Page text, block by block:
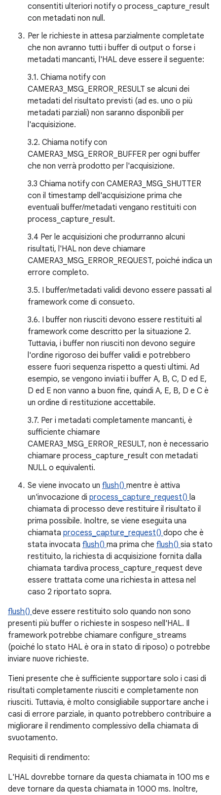
consentiti ulteriori notify o process_capture_result
con metadati non null.
Per le richieste in attesa parzialmente completate
che non avranno tutti i buffer di output o forse i
metadati mancanti, l'HAL deve essere il seguente:
3.1. Chiama notify con
CAMERA3_MSG_ERROR_RESULT se alcuni dei
metadati del risultato previsti (ad es. uno o più
metadati parziali) non saranno disponibili per
l'acquisizione.
3.2. Chiama notify con
CAMERA3_MSG_ERROR_BUFFER per ogni buffer
che non verrà prodotto per l'acquisizione.
3.3 Chiama notify con CAMERA3_MSG_SHUTTER
con il timestamp dell'acquisizione prima che
eventuali buffer/metadati vengano restituiti con
process_capture_result.
3.4 Per le acquisizioni che produrranno alcuni
risultati, l'HAL non deve chiamare
CAMERA3_MSG_ERROR_REQUEST, poiché indica un
errore completo.
3.5. I buffer/metadati validi devono essere passati al
framework come di consueto.
3.6. I buffer non riusciti devono essere restituiti al
framework come descritto per la situazione 2.
Tuttavia, i buffer non riusciti non devono seguire
l'ordine rigoroso dei buffer validi e potrebbero
essere fuori sequenza rispetto a questi ultimi. Ad
esempio, se vengono inviati i buffer A, B, C, D ed E,
D ed E non vanno a buon fine, quindi A, E, B, D e C è
un ordine di restituzione accettabile.
3.7. Per i metadati completamente mancanti, è
sufficiente chiamare
CAMERA3_MSG_ERROR_RESULT, non è necessario
chiamare process_capture_result con metadati
NULL o equivalenti.
Se viene invocato un flush() mentre è attiva
un'invocazione di process_capture_request() la
chiamata di processo deve restituire il risultato il
prima possibile. Inoltre, se viene eseguita una
chiamata process_capture_request() dopo che è
stata invocata flush() ma prima che flush() sia stato
restituito, la richiesta di acquisizione fornita dalla
chiamata tardiva process_capture_request deve
essere trattata come una richiesta in attesa nel
caso 2 riportato sopra.
flush() deve essere restituito solo quando non sono
presenti più buffer o richieste in sospeso nell'HAL. Il
framework potrebbe chiamare configure_streams
(poiché lo stato HAL è ora in stato di riposo) o potrebbe
inviare nuove richieste.
Tieni presente che è sufficiente supportare solo i casi di
risultati completamente riusciti e completamente non
riusciti. Tuttavia, è molto consigliabile supportare anche i
casi di errore parziale, in quanto potrebbero contribuire a
migliorare il rendimento complessivo della chiamata di
svuotamento.
Requisiti di rendimento:
L'HAL dovrebbe tornare da questa chiamata in 100 ms e
deve tornare da questa chiamata in 1000 ms. Inoltre,